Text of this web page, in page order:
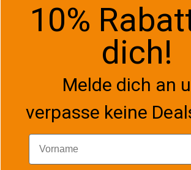
10%
dich!
Melde dich an
verpasse keine
Vorname